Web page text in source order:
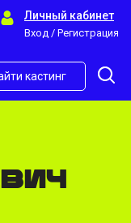
Личный кабинет
Вход / Регистрация
кастинг